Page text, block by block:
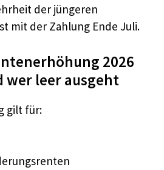
der jüngeren
mit der Zahlung Ende Juli.
2026
leer ausgeht
gilt für: